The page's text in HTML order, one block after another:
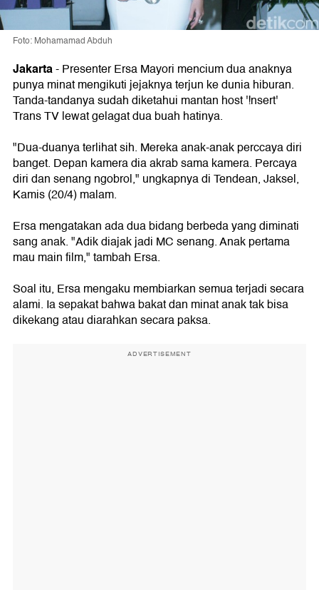
Foto: Mohamamad Abduh
Jakarta- Presenter Ersa Mayori mencium dua anaknya
punya minat mengikuti jejaknya terjun ke dunia hiburan.
Tanda-tandanya sudah diketahui mantan host '!nsert'
Trans TV lewat gelagat dua buah hatinya.
"Dua-duanya terlihat sih. Mereka anak-anak perccaya diri
banget. Depan kamera dia akrab sama kamera. Percaya
diri dan senang ngobrol," ungkapnya di Tendean, Jaksel,
Kamis (20/4) malam.
Ersa mengatakan ada dua bidang berbeda yang diminati
sang anak. "Adik diajak jadi MC senang. Anak pertama
mau main film," tambah Ersa.
Soal itu, Ersa mengaku membiarkan semua terjadi secara
alami. Ia sepakat bahwa bakat dan minat anak tak bisa
dikekang atau diarahkan secara paksa.
ADVERTISEMENT